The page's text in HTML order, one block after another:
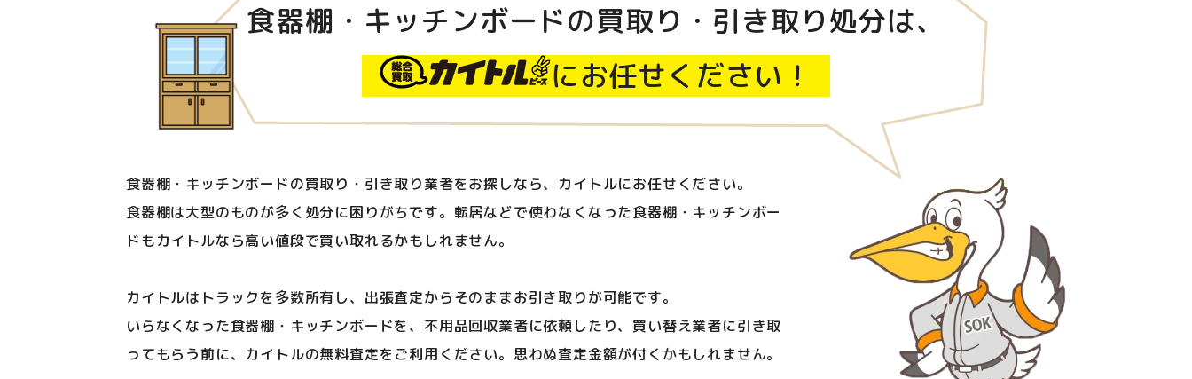
食器棚・キッチンボードの買取り・引き取り処分は、
にお任せください！
食器棚・キッチンボードの買取り・引き取り業者をお探しなら、カイトルにお任せください。
食器棚は大型のものが多く処分に困りがちです。転居などで使わなくなった食器棚・キッチンボー
ドもカイトルなら高い値段で買い取れるかもしれません。
カイトルはトラックを多数所有し、出張査定からそのままお引き取りが可能です。
いらなくなった食器棚・キッチンボードを、不用品回収業者に依頼したり、買い替え業者に引き取
ってもらう前に、カイトルの無料査定をご利用ください。思わぬ査定金額が付くかもしれません。